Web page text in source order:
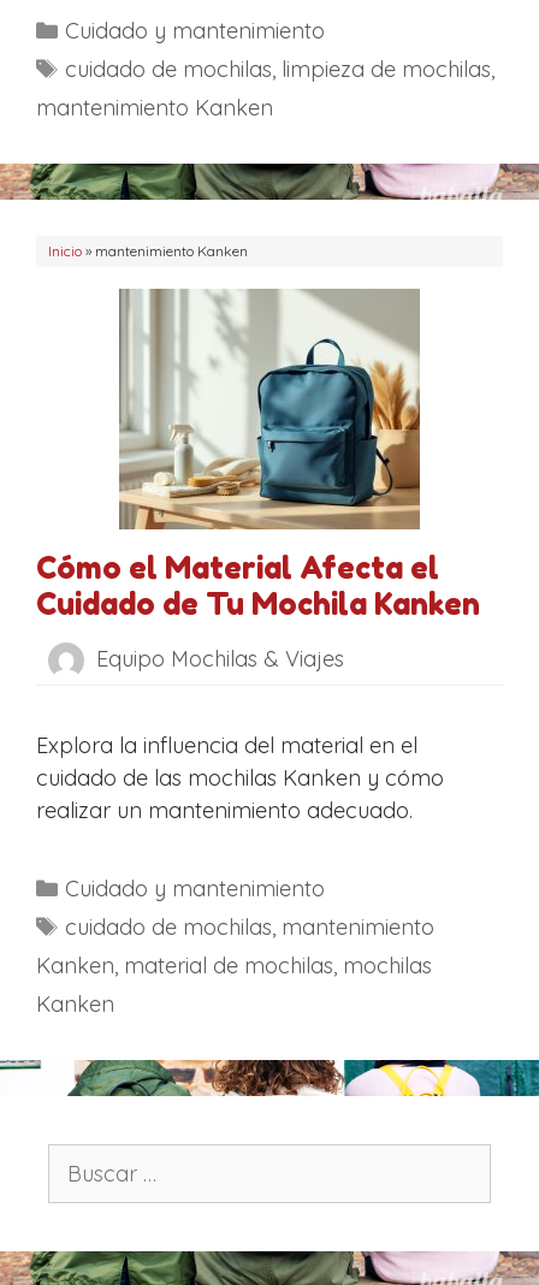
C
a
g
o
í
Cuidado y mantenimiento
E
t
q
u
t
cuidado de mochilas, limpieza de mochilas,
mantenimiento Kanken
Inicio » mantenimiento Kanken
Cómo el Material Afecta el
Cuidado de Tu Mochila Kanken
Equipo Mochilas & Viajes
Explora la influencia del material en el
cuidado de las mochilas Kanken y cómo
realizar un mantenimiento adecuado.
C
a
g
a
s
Cuidado y mantenimiento
E
t
u
e
a
s
cuidado de mochilas, mantenimiento
Kanken, material de mochilas, mochilas
Kanken
c